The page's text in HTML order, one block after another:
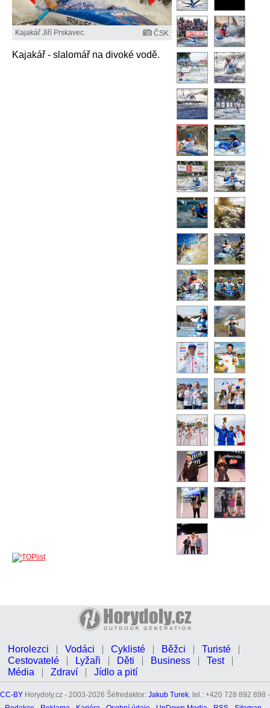
Kajakář Jiří Prskavec. ČSK
Kajakář - slalomář na divoké vodě.
Horolezci Vodáci Cyklisté Běžci
Turisté
Cestovatelé
Lyžaři Děti Business
Test
Média
Zdraví Jídlo a pití
CC-BY Horydoly.cz - 2003-2026 Šéfredaktor: Jakub Turek, tel.: +420 728 892 898 -